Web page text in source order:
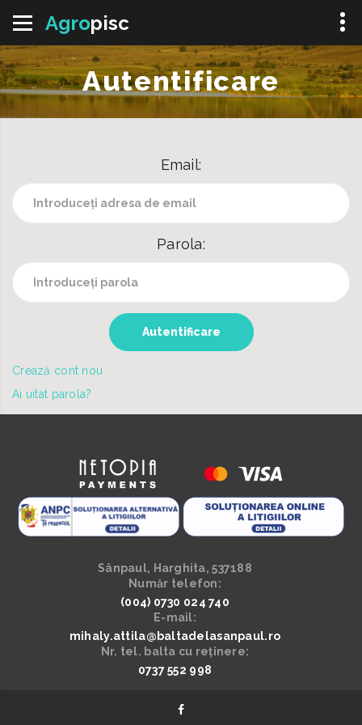
Agropisc
Autentificare
Email:
Parola:
Autentificare
Crează cont nou
Ai uitat parola?
Sânpaul, Harghita, 537188
Număr telefon:
(004) 0730 024 740
E-mail:
mihaly.attila@baltadelasanpaul.ro
Nr. tel. balta cu reținere:
0737 552 998